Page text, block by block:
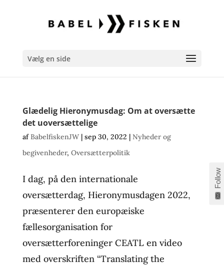
Vælg en side
Glædelig Hieronymusdag: Om at oversætte
det uoversættelige
afBabelfiskenJW| sep 30, 2022 | Nyheder og
begivenheder, Oversætterpolitik
I dag, på den internationale
oversætterdag, Hieronymusdagen 2022,
præsenterer den europæiske
fællesorganisation for
oversætterforeninger CEATL en video
med overskriften “Translating the
Follow